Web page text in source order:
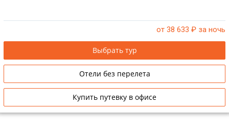
от 38 633 ₽ за ночь
Выбрать тур
Отели без перелета
Купить путевку в офисе